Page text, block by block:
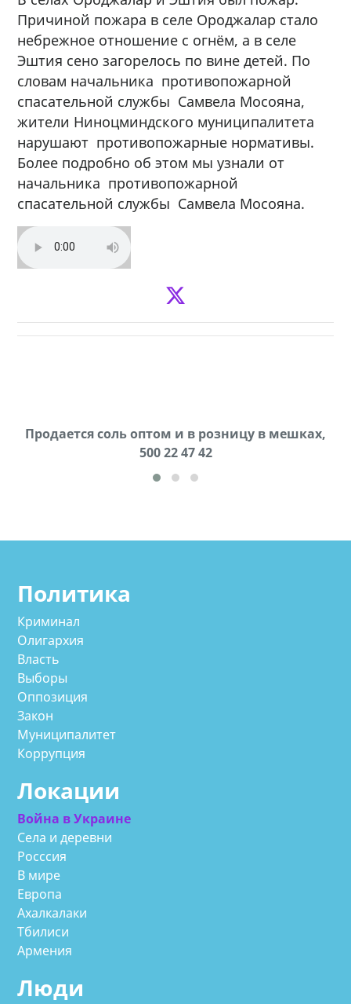
Причиной пожара в селе Ороджалар стало
небрежное отношение с огнём, а в селе
Эштия сено загорелось по вине детей. По
словам начальника противопожарной
спасательной службы Самвела Мосояна,
жители Ниноцминдского муниципалитета
нарушают противопожарные нормативы.
Более подробно об этом мы узнали от
начальника противопожарной
спасательной службы Самвела Мосояна.
Продается соль оптом и в розницу в мешках,
500 22 47 42
В городе Ниноцминда около фастфуда Hask
cдается в аренду дом, 571 30 57 57Whatsap/Viber
Политика
Криминал
Олигархия
Власть
Выборы
Оппозиция
Закон
Муниципалитет
Коррупция
Локации
Война в Украине
Села и деревни
Росссия
В мире
Европа
Ахалкалаки
Тбилиси
Армения
Люди